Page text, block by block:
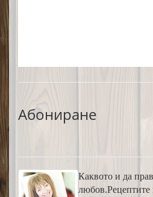
Абониране
Каквото и да
любов.Рецептите